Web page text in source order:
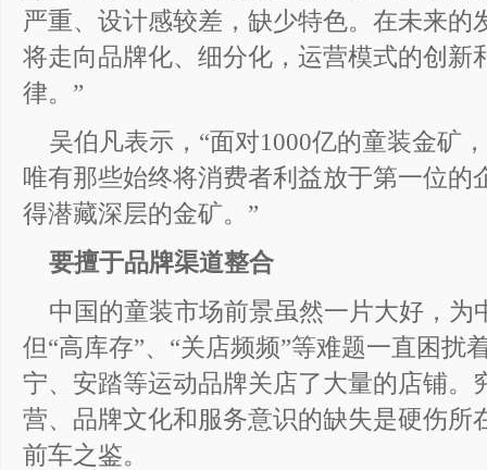
严重、设计感较差，缺少特色。在未来的
将走向品牌化、细分化，运营模式的创新
律。”
吴伯凡表示，“面对1000亿的童装金矿
唯有那些始终将消费者利益放于第一位的
得潜藏深层的金矿。”
要擅于品牌渠道整合
中国的童装市场前景虽然一片大好，为
但“高库存”、“关店频频”等难题一直困扰
宁、安踏等运动品牌关店了大量的店铺。
营、品牌文化和服务意识的缺失是硬伤所
前车之鉴。